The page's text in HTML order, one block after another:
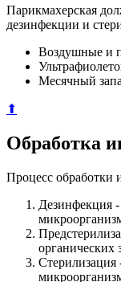
Парикмахерская
дезинфекции и
Воздушные и
Месячный
⬆
Обработка
Процесс обработки
Дезинфекция
органических
Стерилизация